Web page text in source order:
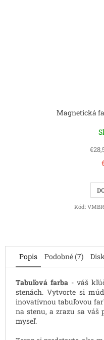
Magnetická
Kód:
Popis Podobné (7)
Tabuľová farba- váš
stenách. Vytvorte si
inovatívnou tabuľovou
na stenu, a zrazu sa váš
myseľ.